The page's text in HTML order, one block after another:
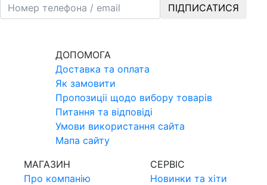
ПІДПИСАТИСЯ
ДОПОМОГА
Доставка та оплата
Як замовити
Пропозицii щодо вибору товарiв
Питання та вiдповiдi
Умови використання сайта
Мапа сайту
МАГАЗИН
Про компанiю
СЕРВIС
Новинки та хiти